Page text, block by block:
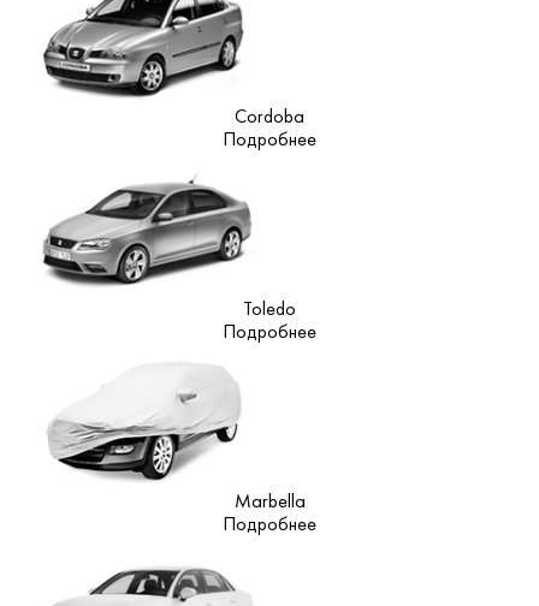
Cordoba
Подробнее
Toledo
Подробнее
Marbella
Подробнее